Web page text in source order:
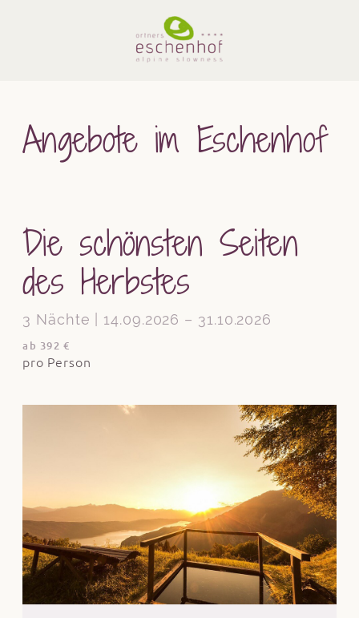
Angebote im Eschenhof
Die schönsten Seiten
des Herbstes
3 Nächte | 14.09.2026 – 31.10.2026
ab 392 €
pro Person